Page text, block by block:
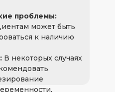
проблемы:
может быть
к наличию
В некоторых случаях